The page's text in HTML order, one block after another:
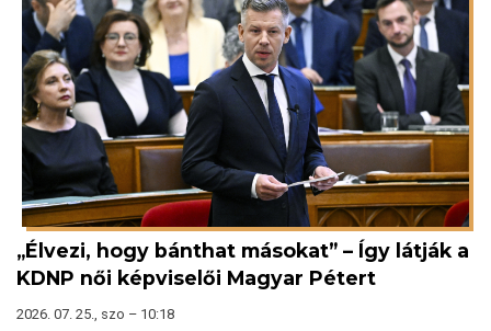
„Élvezi, hogy bánthat másokat” – Így látják a
KDNP női képviselői Magyar Pétert
2026. 07. 25., szo – 10:18